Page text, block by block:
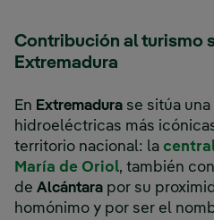
Contribución al turismo
Extremadura
En Extremadura se sitúa
hidroeléctricas más
territorio nacional: la
María de Oriol, también
de Alcántara por su
homónimo y por ser el